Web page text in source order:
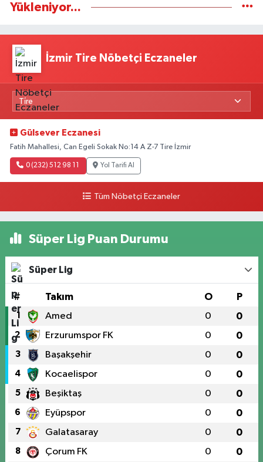
Yükleniyor...
İzmir Tire Nöbetçi Eczaneler
Gülsever Eczanesi
Fatih Mahallesi, Can Egeli Sokak No:14 A Z-7 Tire İzmir
0 (232) 512 98 11 Yol Tarifi Al
Tüm Nöbetçi Eczaneler
Süper Lig Puan Durumu
Süper Lig
# Takım O P
1 Amed 0 0
2 Erzurumspor FK 0 0
3 Başakşehir 0 0
4 Kocaelispor 0 0
5 Beşiktaş 0 0
6 Eyüpspor 0 0
7 Galatasaray 0 0
8 Çorum FK 0 0